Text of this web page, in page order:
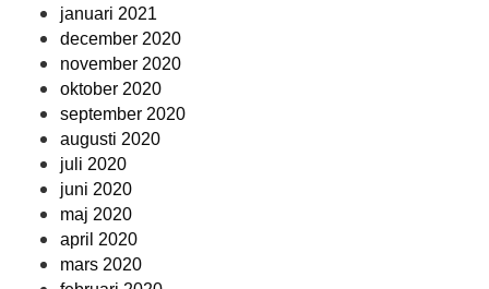
januari 2021
december 2020
november 2020
oktober 2020
september 2020
augusti 2020
juli 2020
juni 2020
maj 2020
april 2020
mars 2020